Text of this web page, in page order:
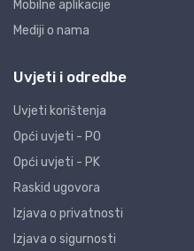
Mobilne aplikacije
Mediji o nama
Uvjeti i odredbe
Uvjeti korištenja
Opći uvjeti - PO
Opći uvjeti - PK
Raskid ugovora
Izjava o privatnosti
Izjava o sigurnosti